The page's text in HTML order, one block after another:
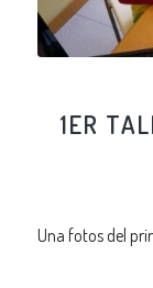
1ER
Una fotos del